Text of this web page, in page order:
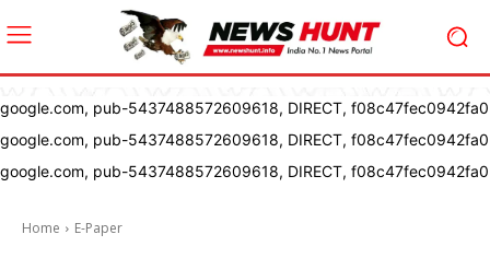
google.com, pub-5437488572609618, DIRECT, f08c47fec0942fa0
google.com, pub-5437488572609618, DIRECT, f08c47fec0942fa0
google.com, pub-5437488572609618, DIRECT, f08c47fec0942fa0
Home E-Paper